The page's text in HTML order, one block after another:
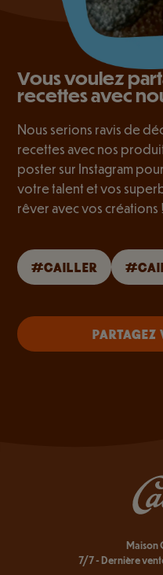
Vous voulez
recettes avec
Nous serions ravis de
recettes avec nos
poster sur Instagram
votre talent et vos
rêver avec vos créations
#CAILLER
PARTAGEZ
Maison
7/7 - Dernière